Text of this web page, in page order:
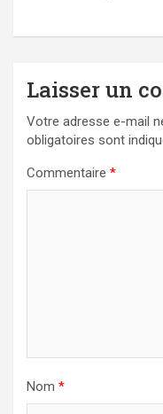
Laisser un
Votre adresse e-mail
obligatoires sont
Commentaire *
Nom *